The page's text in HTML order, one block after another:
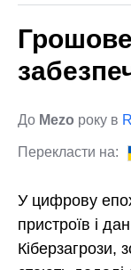
До Mezo року в
Перекласти на:
У цифрову
пристроїв і
Кіберзагрози,